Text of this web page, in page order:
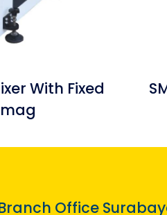
With Fixed
Office